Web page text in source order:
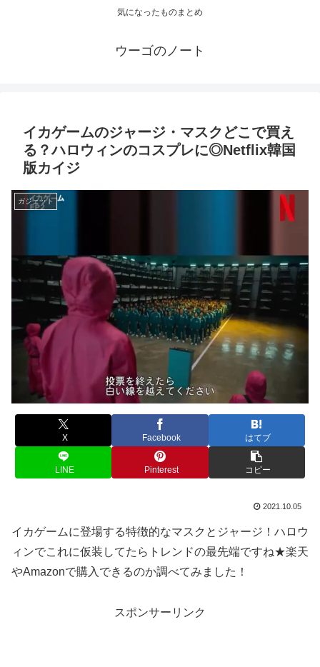
気になったものまとめ
ウーゴのノート
イカゲームのジャージ・マスクどこで買え
る？ハロウィンのコスプレに◎Netflix韓国
版カイジ
ガジェット
X Facebook はてブ
LINE Pinterest コピー
2021.10.05
イカゲームに登場する特徴的なマスクとジャージ！ハロウ
ィンでこれに仮装してたらトレンドの最先端ですね★楽天
やAmazonで購入できるのか調べてみました！
スポンサーリンク